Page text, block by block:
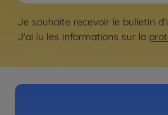
Je souhaite recevoir le bulletin
J'ai lu les informations sur la